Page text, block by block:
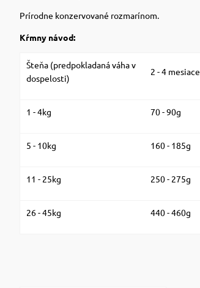
Prírodne konzervované rozmarínom.
Kŕmny návod:
Šteňa (predpokladaná váha v
dospelosti)
2 - 4 mesiace
1 - 4kg 70 - 90g
5 - 10kg 160 - 185g
11 - 25kg 250 - 275g
26 - 45kg 440 - 460g